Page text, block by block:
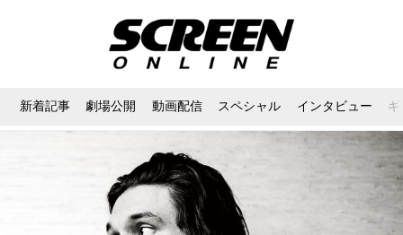
新着記事 劇場公開 動画配信 スペシャル インタビュー